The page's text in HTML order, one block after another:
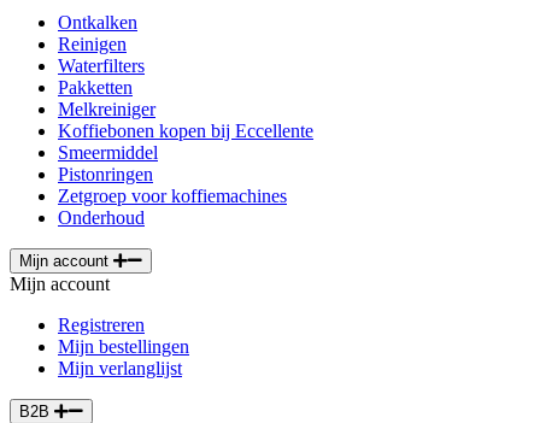
Ontkalken
Reinigen
Waterfilters
Pakketten
Melkreiniger
Koffiebonen kopen bij Eccellente
Smeermiddel
Pistonringen
Zetgroep voor koffiemachines
Onderhoud
Mijn account
Mijn account
Registreren
Mijn bestellingen
Mijn verlanglijst
B2B